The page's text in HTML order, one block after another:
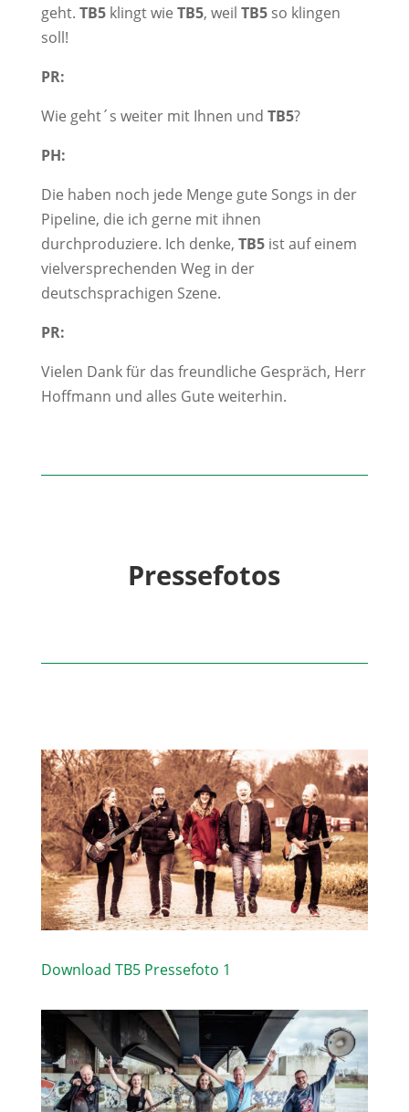
geht. TB5klingt wie TB5, weil TB5 so klingen
soll!
PR:
Wie geht´s weiter mit Ihnen und TB5?
PH:
Die haben noch jede Menge gute Songs in der
Pipeline, die ich gerne mit ihnen
durchproduziere. Ich denke, TB5ist auf einem
vielversprechenden Weg in der
deutschsprachigen Szene.
PR:
Vielen Dank für das freundliche Gespräch, Herr
Hoffmann und alles Gute weiterhin.
Pressefotos
Download TB5 Pressefoto 1